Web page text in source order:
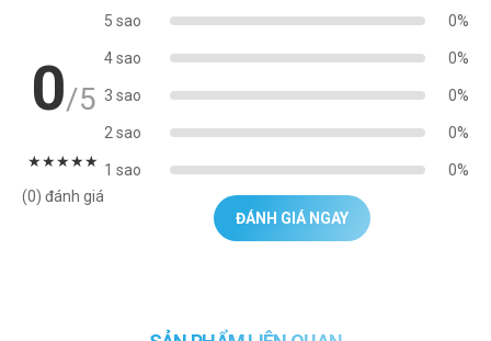
0/5
★★★★★
(0) đánh giá
5 sao 0%
4 sao 0%
3 sao 0%
2 sao 0%
1 sao 0%
ĐÁNH GIÁ NGAY